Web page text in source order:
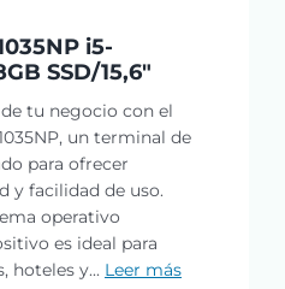
i5-
SSD/15,6″
tu negocio con el
un terminal de
para ofrecer
y facilidad de uso.
operativo
es ideal para
hoteles y... Leer más